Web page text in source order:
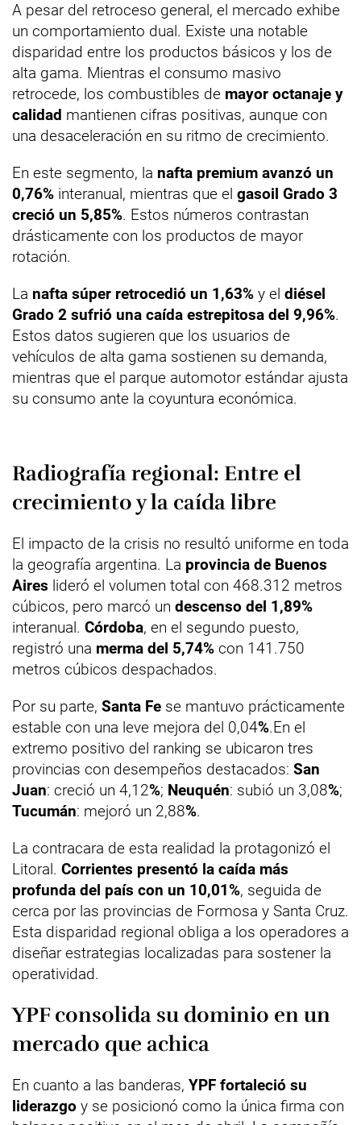
A pesar del retroceso general, el mercado exhibe
un comportamiento dual. Existe una notable
disparidad entre los productos básicos y los de
alta gama. Mientras el consumo masivo
retrocede, los combustibles de mayor octanaje y
calidad mantienen cifras positivas, aunque con
una desaceleración en su ritmo de crecimiento.
En este segmento, la nafta premium avanzó un
0,76% interanual, mientras que el gasoil Grado 3
creció un 5,85%. Estos números contrastan
drásticamente con los productos de mayor
rotación.
La nafta súper retrocedió un 1,63% y el diésel
Grado 2 sufrió una caída estrepitosa del 9,96%.
Estos datos sugieren que los usuarios de
vehículos de alta gama sostienen su demanda,
mientras que el parque automotor estándar ajusta
su consumo ante la coyuntura económica.
Radiografía regional: Entre el
crecimiento y la caída libre
El impacto de la crisis no resultó uniforme en toda
la geografía argentina. La provincia de Buenos
Aires lideró el volumen total con 468.312 metros
cúbicos, pero marcó un descenso del 1,89%
interanual. Córdoba, en el segundo puesto,
registró una merma del 5,74% con 141.750
metros cúbicos despachados.
Por su parte, Santa Fe se mantuvo prácticamente
estable con una leve mejora del 0,04%.En el
extremo positivo del ranking se ubicaron tres
provincias con desempeños destacados: San
Juan: creció un 4,12%; Neuquén: subió un 3,08%;
Tucumán: mejoró un 2,88%.
La contracara de esta realidad la protagonizó el
Litoral. Corrientes presentó la caída más
profunda del país con un 10,01%, seguida de
cerca por las provincias de Formosa y Santa Cruz.
Esta disparidad regional obliga a los operadores a
diseñar estrategias localizadas para sostener la
operatividad.
YPF consolida su dominio en un
mercado que achica
En cuanto a las banderas, YPF fortaleció su
liderazgo y se posicionó como la única firma con